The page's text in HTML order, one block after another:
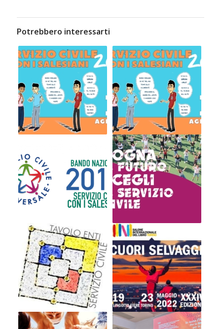
Potrebbero interessarti